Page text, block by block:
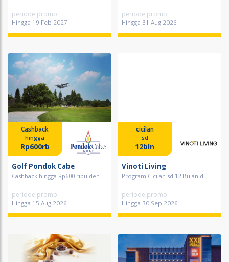
periode promo
Hingga 19 Feb 2027
periode promo
Hingga 31 Aug 2026
Cashback
hingga
Rp600rb
Golf Pondok Cabe
Cashback hingga Rp600 ribu den...
periode promo
Hingga 15 Aug 2026
cicilan
sd
12bln
Vinoti Living
Program Cicilan sd 12 Bulan di...
periode promo
Hingga 30 Sep 2026